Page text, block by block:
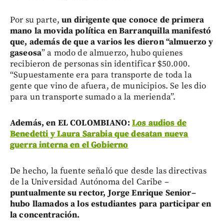
Por su parte,un dirigente que conoce de primera
mano la movida política en Barranquilla manifestó
que, además de que a varios les dieron “almuerzo y
gaseosa” a modo de almuerzo, hubo quienes
recibieron de personas sin identificar $50.000.
“Supuestamente era para transporte de toda la
gente que vino de afuera, de municipios. Se les dio
para un transporte sumado a la merienda”.
Además, en EL COLOMBIANO: Los audios de
Benedetti y Laura Sarabia que desatan nueva
guerra interna en el Gobierno
De hecho, la fuente señaló que desde las directivas
de la Universidad Autónoma del Caribe –
puntualmente su rector, Jorge Enrique Senior–
hubo llamados a los estudiantes para participar en
la concentración.